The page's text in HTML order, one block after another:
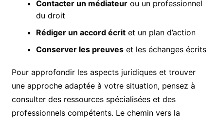
Contacter un médiateurou un professionnel
du droit
Rédiger un accord écritet un plan d’action
Conserver les preuveset les échanges écrits
Pour approfondir les aspects juridiques et trouver
une approche adaptée à votre situation, pensez à
consulter des ressources spécialisées et des
professionnels compétents. Le chemin vers la